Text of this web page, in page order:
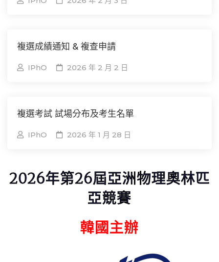
複選成績通知 & 複查申請
IPhO 2026 年 2 月 2 日
複選考試 試場分布及考生名單
IPhO 2026 年 1 月 28 日
2026年第26屆亞洲物理奧林匹
亞競賽
韓國主辦